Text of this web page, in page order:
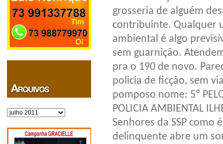
Arquivos
grosseria de alguém
contribuinte. Qualquer
ambiental é algo
sem guarnição.
pra o 190 de novo.
policia de ficção, sem
pomposo nome: 5º
POLICIA AMBIENTAL
Senhores da SSP como
delinquente abre um